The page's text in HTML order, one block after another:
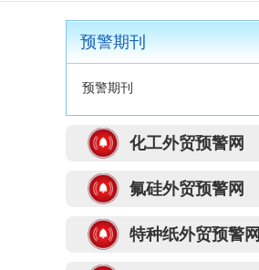
预警期刊
预警期刊
化工外贸预警网
氟硅外贸预警网
特种纸外贸预警网